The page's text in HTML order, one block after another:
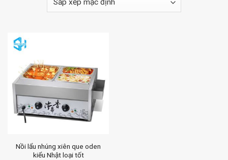
Nồi lẩu nhúng xiên que oden
kiểu Nhật loại tốt